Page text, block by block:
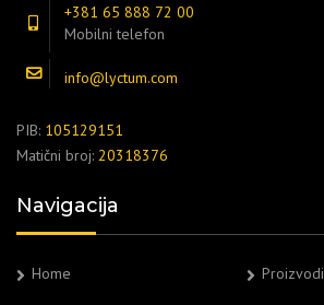
+381 65 888 72 00
Mobilni telefon
info@lyctum.com
PIB: 105129151
Matični broj: 20318376
Navigacija
Home Proizvodi